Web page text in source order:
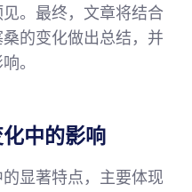
。最终，文章将结合
的变化做出总结，并
。
中的影响
显著特点，主要体现